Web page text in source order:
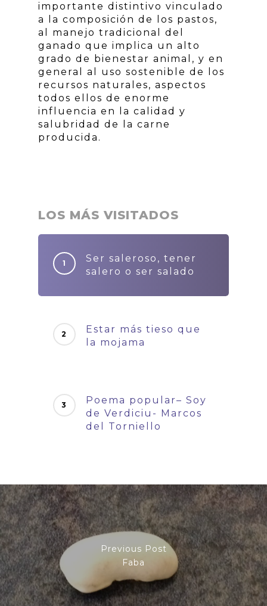
importante distintivo vinculado
a la composición de los pastos,
al manejo tradicional del
ganado que implica un alto
grado de bienestar animal, y en
general al uso sostenible de los
recursos naturales, aspectos
todos ellos de enorme
influencia en la calidad y
salubridad de la carne
producida.
LOS MÁS VISITADOS
Ser saleroso, tener
salero o ser salado
Estar más tieso que
la mojama
Poema popular– Soy
de Verdiciu- Marcos
del Torniello
Previous Post
Faba